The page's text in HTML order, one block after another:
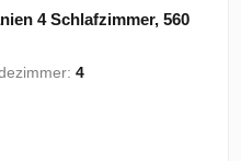
4 Schlafzimmer, 560
4